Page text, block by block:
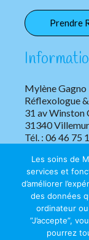
Prendre
Mylène Gagno
Réflexologue
31 av Winston
31340
Tél. : 06 46 75
Copyright © 2026
Les soins de
services et
d’améliorer
des données
ordinateur
”J’accepte”,
pourrez